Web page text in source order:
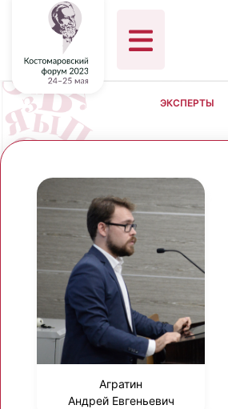
ЭКСПЕРТЫ
Агратин
Андрей Евгеньевич